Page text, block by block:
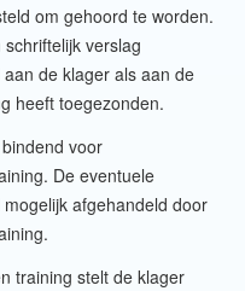
om gehoord te worden.
verslag
de klager als aan de
heeft toegezonden.
voor
De eventuele
afgehandeld door
training stelt de klager